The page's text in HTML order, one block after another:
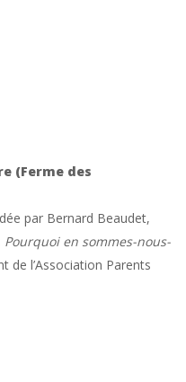
(Ferme des
par Bernard Beaudet,
Pourquoi en sommes-nous-
de l’Association Parents